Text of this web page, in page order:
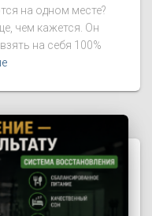
на одном месте?
чем кажется. Он
на себя 100%